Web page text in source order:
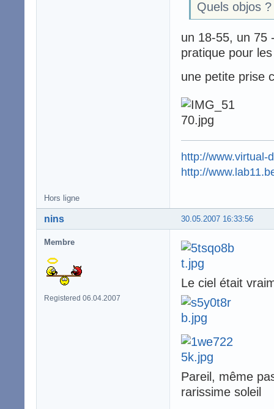
Quels objos ?
un 18-55, un 75
pratique pour
une petite prise
http://www.virtual-
http://
Hors ligne
30.05.2007 16:33:56
nins
Membre
Registered 06.04.2007
Le ciel était
Pareil, même
rarissime soleil